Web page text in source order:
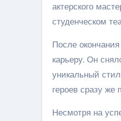
актерского
студенческом
После
карьеру. Он
уникальный
героев сразу же
Несмотря на